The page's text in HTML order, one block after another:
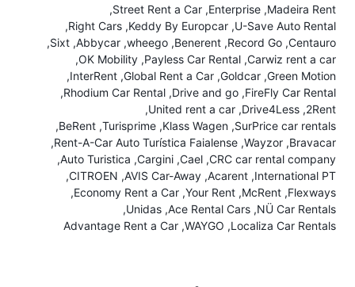
Madeira Rent
Enterprise
Street Rent a Car
U-Save Auto Rental
Keddy By Europcar
Right Cars
Centauro
Record Go
Benerent
wheego
Abbycar
Sixt
Carwiz rent a car
Payless Car Rental
OK Mobility
Green Motion
Goldcar
Global Rent a Car
InterRent
FireFly Car Rental
Drive and go
Rhodium Car Rental
2Rent
Drive4Less
United rent a car
SurPrice car rentals
Klass Wagen
Turisprime
BeRent
Bravacar
Wayzor
Rent-A-Car Auto Turística Faialense
CRC car rental company
Cael
Cargini
Auto Turistica
International PT
Acarent
AVIS Car-Away
CITROEN
Flexways
McRent
Your Rent
Economy Rent a Car
NÜ Car Rentals
Ace Rental Cars
Unidas
Localiza Car Rentals
WAYGO
Advantage Rent a Car